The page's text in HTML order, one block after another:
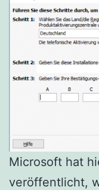
Microsoft hat
veröffentlicht,